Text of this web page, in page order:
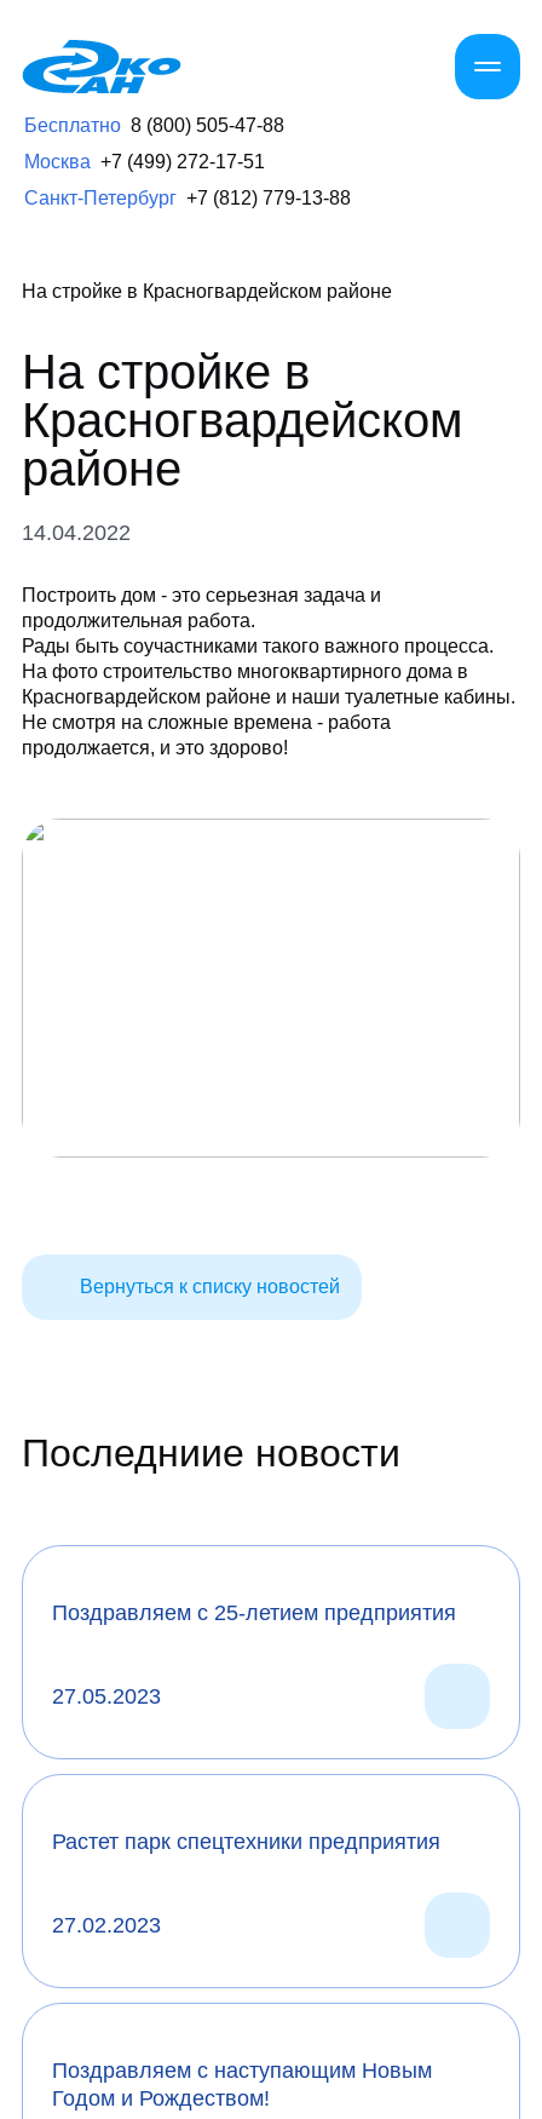
Бесплатно 8 (800) 505-47-88
Москва +7 (499) 272-17-51
Санкт-Петербург +7 (812) 779-13-88
На стройке в Красногвардейском районе
На стройке в
Красногвардейском
районе
14.04.2022
Построить дом - это серьезная задача и
продолжительная работа.
Рады быть соучастниками такого важного процесса.
На фото строительство многоквартирного дома в
Красногвардейском районе и наши туалетные кабины.
Не смотря на сложные времена - работа
продолжается, и это здорово!
Вернуться к списку новостей
Последниие новости
Поздравляем с 25-летием предприятия
27.05.2023
Растет парк спецтехники предприятия
27.02.2023
Поздравляем с наступающим Новым
Годом и Рождеством!